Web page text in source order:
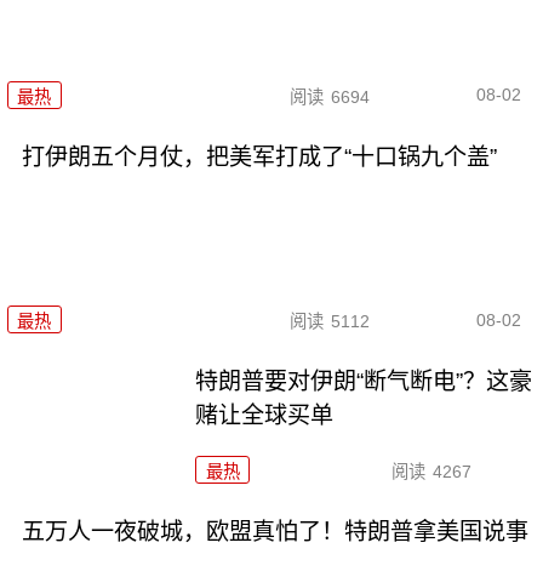
最热 阅读 6694 08-02
打伊朗五个月仗，把美军打成了“十口锅九个盖”
最热 阅读 5112 08-02
特朗普要对伊朗“断气断电”？这豪
赌让全球买单
最热 阅读 4267
五万人一夜破城，欧盟真怕了！特朗普拿美国说事